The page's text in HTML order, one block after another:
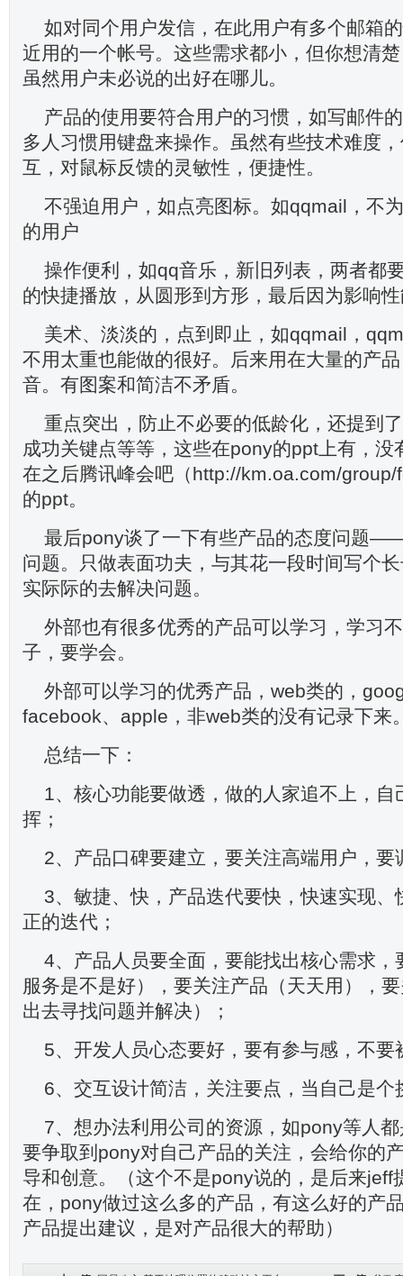
如对同个用户发信，在此用户有多个邮箱
近用的一个帐号。这些需求都小，但你想清
虽然用户未必说的出好在哪儿。
产品的使用要符合用户的习惯，如写邮件
多人习惯用键盘来操作。虽然有些技术难度
互，对鼠标反馈的灵敏性，便捷性。
不强迫用户，如点亮图标。如qqmail，不
的用户
操作便利，如qq音乐，新旧列表，两者都
的快捷播放，从圆形到方形，最后因为影响
美术、淡淡的，点到即止，如qqmail，
不用太重也能做的很好。后来用在大量的产
音。有图案和简洁不矛盾。
重点突出，防止不必要的低龄化，还提到
成功关键点等等，这些在pony的ppt上有，没
在之后腾讯峰会吧（http://km.oa.com/
的ppt。
最后pony谈了一下有些产品的态度问题
问题。只做表面功夫，与其花一段时间写个
实际际的去解决问题。
外部也有很多优秀的产品可以学习，学习
子，要学会。
外部可以学习的优秀产品，web类的，
facebook、apple，非web类的没有记录下来
总结一下：
1、核心功能要做透，做的人家追不上，自
挥；
2、产品口碑要建立，要关注高端用户，要
3、敏捷、快，产品迭代要快，快速实现、
正的迭代；
4、产品人员要全面，要能找出核心需求，
服务是不是好），要关注产品（天天用），
出去寻找问题并解决）；
5、开发人员心态要好，要有参与感，不要
6、交互设计简洁，关注要点，当自己是个
7、想办法利用公司的资源，如pony等人
要争取到pony对自己产品的关注，会给你的
导和创意。（这个不是pony说的，是后来jeff
在，pony做过这么多的产品，有这么好的产
产品提出建议，是对产品很大的帮助）